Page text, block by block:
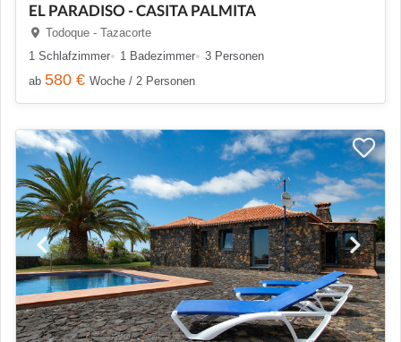
EL PARADISO - CASITA PALMITA
Todoque - Tazacorte
1 Schlafzimmer
1 Badezimmer
3 Personen
ab 580 € Woche / 2 Personen